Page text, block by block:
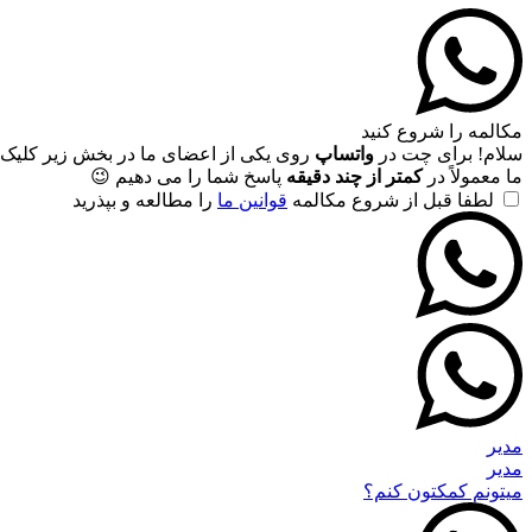
مکالمه را شروع کنید
سلام! برای چت در واتساپ روی یکی از اعضای ما در بخش زیر کلیک
ما معمولاً درکمتر از چند دقیقه پاسخ شما را می دهیم 😉
لطفا قبل از شروع مکالمه قوانین ما را مطالعه و بپذرید
مدیر
مدیر
میتونم کمکتون کنم؟